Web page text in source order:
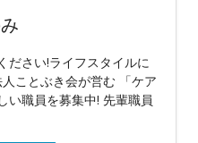
ださい!ライフスタイルに
ことぶき会が営む 「ケア
い職員を募集中! 先輩職員